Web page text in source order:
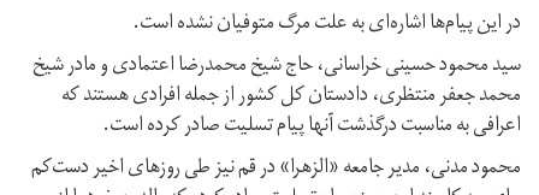
در این پیام‌ها اشاره‌ای به علت مرگ متوفیان نشده است.
سید محمود حسینی خراسانی، حاج شیخ محمدرضا اعتمادی و مادر شیخ
محمد جعفر منتظری، دادستان کل کشور از جمله افرادی هستند که
اعرافی به مناسبت درگذشت آنها پیام تسلیت صادر کرده است.
محمود مدنی، مدیر جامعه «الزهرا» در قم نیز طی روز‌‌های اخیر دست‌کم